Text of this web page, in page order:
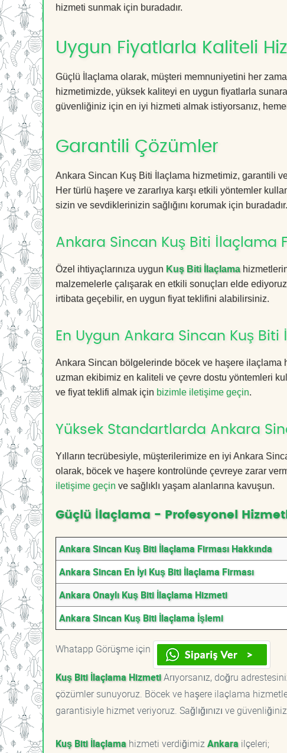
hizmeti sunmak için buradadır.
Uygun Fiyatlarla Kaliteli
Güçlü İlaçlama olarak, müşteri memnuniyetini her
hizmetimizde, yüksek kaliteyi en uygun fiyatlarla
güvenliğiniz için en iyi hizmeti almak istiyorsanız,
Garantili Çözümler
Ankara Sincan Kuş Biti İlaçlama hizmetimiz, garantili
Her türlü haşere ve zararlıya karşı etkili yöntemler
sizin ve sevdiklerinizin sağlığını korumak için
Ankara Sincan Kuş Biti İlaçlama
Özel ihtiyaçlarınıza uygun Kuş Biti İlaçlama
malzemelerle çalışarak en etkili sonuçları elde
irtibata geçebilir, en uygun fiyat teklifini alabilirsiniz.
En Uygun Ankara Sincan Kuş
Ankara Sincan bölgelerinde böcek ve haşere
uzman ekibimiz en kaliteli ve çevre dostu yöntemleri
ve fiyat teklifi almak için bizimle iletişime geçin.
Yüksek Standartlarda Ankara
Yılların tecrübesiyle, müşterilerimize en iyi Ankara
olarak, böcek ve haşere kontrolünde çevreye zarar
iletişime geçin ve sağlıklı yaşam alanlarına kavuşun.
Güçlü İlaçlama - Profesyonel
Ankara Sincan Kuş Biti İlaçlama Firması Hakkında
Ankara Sincan En İyi Kuş Biti İlaçlama Firması
Ankara Onaylı Kuş Biti İlaçlama Hizmeti
Ankara Sincan Kuş Biti İlaçlama İşlemi
Whatapp Görüşme için
Kuş Biti İlaçlama HizmetiArıyorsanız, doğru
çözümler sunuyoruz. Böcek ve haşere ilaçlama
garantisiyle hizmet veriyoruz. Sağlığınızı ve
Kuş Biti İlaçlama hizmeti verdiğimizAnkara ilçeleri;